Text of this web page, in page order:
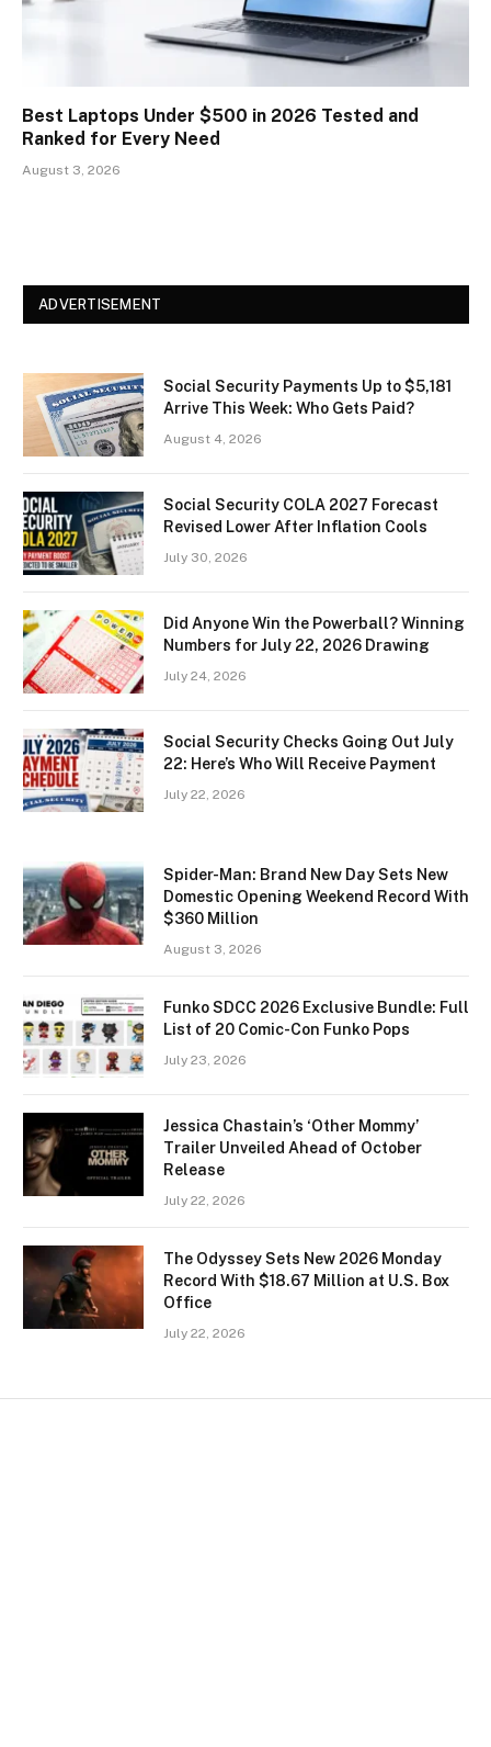
Best Laptops Under $500 in 2026 Tested and
Ranked for Every Need
August 3, 2026
ADVERTISEMENT
Social Security Payments Up to $5,181
Arrive This Week: Who Gets Paid?
August 4, 2026
Social Security COLA 2027 Forecast
Revised Lower After Inflation Cools
July 30, 2026
Did Anyone Win the Powerball? Winning
Numbers for July 22, 2026 Drawing
July 24, 2026
Social Security Checks Going Out July
22: Here’s Who Will Receive Payment
July 22, 2026
Spider-Man: Brand New Day Sets New
Domestic Opening Weekend Record With
$360 Million
August 3, 2026
Funko SDCC 2026 Exclusive Bundle: Full
List of 20 Comic-Con Funko Pops
July 23, 2026
Jessica Chastain’s ‘Other Mommy’
Trailer Unveiled Ahead of October
Release
July 22, 2026
The Odyssey Sets New 2026 Monday
Record With $18.67 Million at U.S. Box
Office
July 22, 2026